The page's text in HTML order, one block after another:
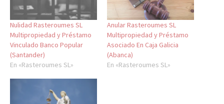
Nulidad Rasteroumes SL
Multipropiedad y Préstamo
Vinculado Banco Popular
(Santander)
En «Rasteroumes SL»
Anular Rasteroumes SL
Multipropiedad y Préstamo
Asociado En Caja Galicia
(Abanca)
En «Rasteroumes SL»